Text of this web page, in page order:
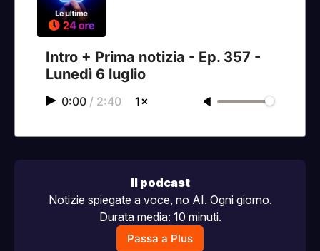
Intro + Prima notizia - Ep. 357 -
Lunedì 6 luglio
0:00 / 2:40 1×
Il podcast
Notizie spiegate a voce, no AI. Ogni giorno.
Durata media: 10 minuti.
Passa a Plus